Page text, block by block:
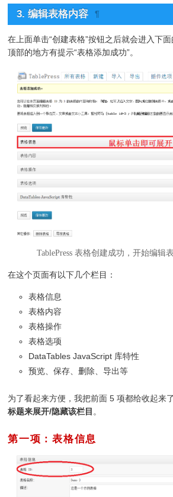
3. 编辑表格内容 ¶
在上面单击“创建表格”按钮之后就会进入下
顶部的地方有提示“表格添加成功”。
TablePress 表格创建成功，开始编辑
在这个页面有以下几个栏目：
表格信息
表格内容
表格操作
表格选项
DataTables JavaScript 库特性
预览、保存、删除、导出等
为了看起来方便，我把前面 5 项都给收起来
标题来展开/隐藏该栏目 。
第一项：表格信息